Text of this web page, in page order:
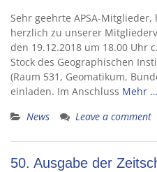
Sehr geehrte APSA-
herzlich zu unserer
den 19.12.2018 um 18.00 Uhr
Stock des Geographischen
(Raum 531, Geomatikum,
einladen. Im Anschluss Mehr …
News
Leave a comment
50. Ausgabe der